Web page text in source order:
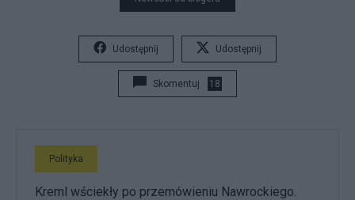
Udostępnij Udostępnij
Skomentuj 18
Polityka
Kreml wściekły po przemówieniu Nawrockiego.